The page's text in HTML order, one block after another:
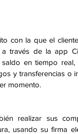
con la que el
través de la app
en tiempo
y transferencias o
momento.
realizar sus
usando su firma